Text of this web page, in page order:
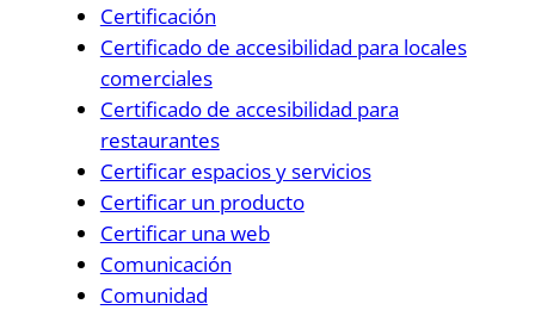
Certificación
Certificado de accesibilidad para locales
comerciales
Certificado de accesibilidad para
restaurantes
Certificar espacios y servicios
Certificar un producto
Certificar una web
Comunicación
Comunidad